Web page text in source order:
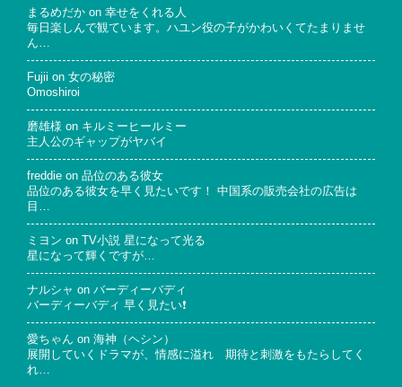
まるめだか on 幸せをくれる人
毎日楽しんで観ています。ハユン役の子がかわいくてたまりませ
ん…
Fujii on 女の秘密
Omoshiroi
磨雄様 on キルミーヒールミー
主人公のギャップがヤバイ
freddie on 品位のある彼女
品位のある彼女を早く見たいです！ 中国系の販売会社の広告は
目…
ミヨン on
TV小説 星になって光る
星になって輝くですが…
ナルシャ on バーディーバディ
バーディーバディ 早く見たい❗
愛ちゃん on 海神（ヘシン）
展開していくドラマが、情感に溢れ 期待と刺激をもたらしてく
れ…